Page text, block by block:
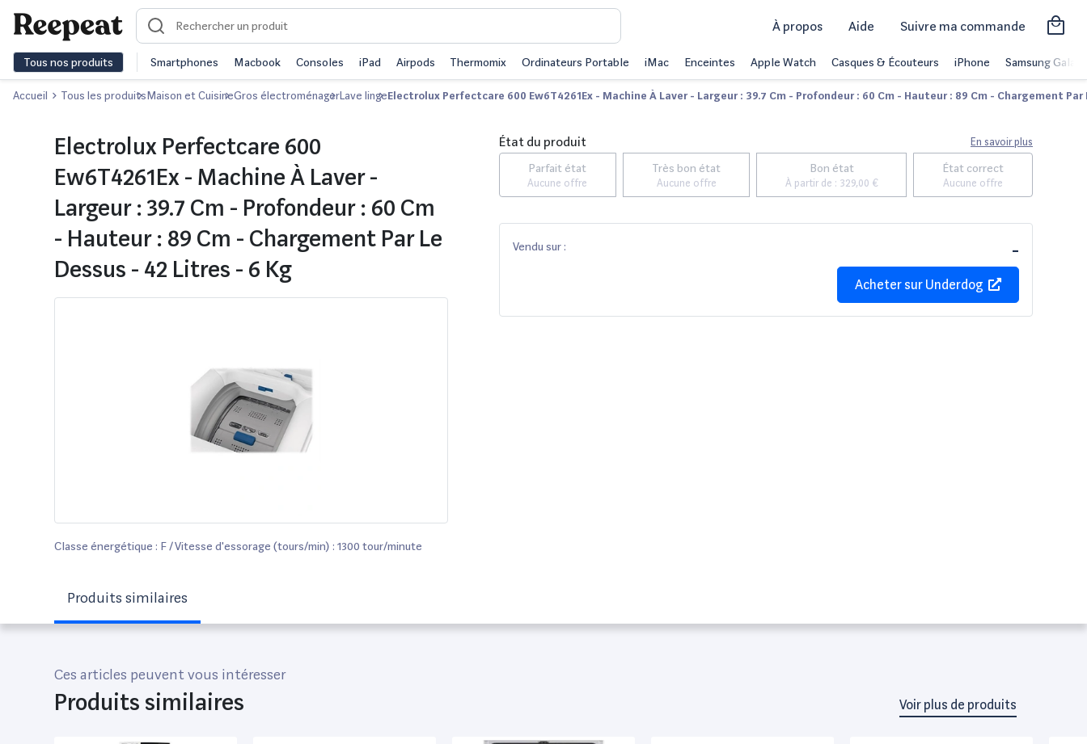
À propos Aide Suivre ma commande
Tous nos produits Smartphones Macbook Consoles iPad Airpods Thermomix Ordinateurs Portable iMac Enceintes Apple Watch Casques & Écouteurs iPhone Samsung Galaxy
Accueil Tous les produitsMaison et CuisineGros électroménagerLave lingeElectrolux Perfectcare 600 Ew6T4261Ex - Machine À Laver - Largeur : 39.7 Cm - Profondeur : 60 Cm - Hauteur : 89 Cm - Chargement Par
Electrolux Perfectcare 600
Ew6T4261Ex - Machine À Laver -
Largeur : 39.7 Cm - Profondeur : 60 Cm
- Hauteur : 89 Cm - Chargement Par Le
Dessus - 42 Litres - 6 Kg
Classe énergétique : F / Vitesse d'essorage (tours/min) : 1300 tour/minute
État du produit En savoir plus
Parfait état
Aucune offre
Très bon état
Aucune offre
Bon état
À partir de : 329,00 €
État correct
Aucune offre
Vendu sur : -
Acheter sur Underdog
Produits similaires
Ces articles peuvent vous intéresser
Produits similaires Voir plus de produits